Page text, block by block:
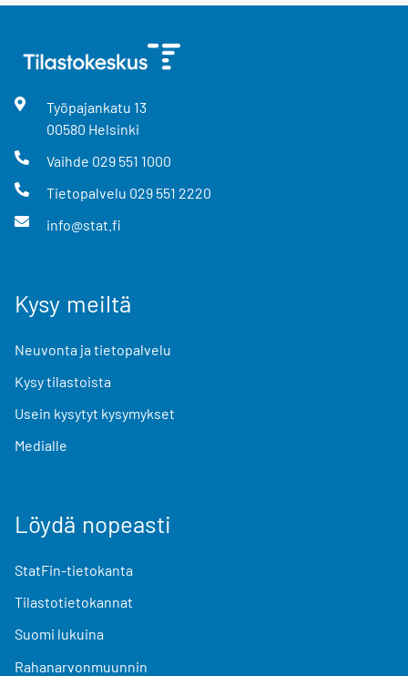
Työpajankatu 13
00580 Helsinki
Vaihde 029 551 1000
Tietopalvelu 029 551 2220
info@stat.fi
Kysy meiltä
Neuvonta ja tietopalvelu
Kysy tilastoista
Usein kysytyt kysymykset
Medialle
Löydä nopeasti
StatFin-tietokanta
Tilastotietokannat
Suomi lukuina
Rahanarvonmuunnin